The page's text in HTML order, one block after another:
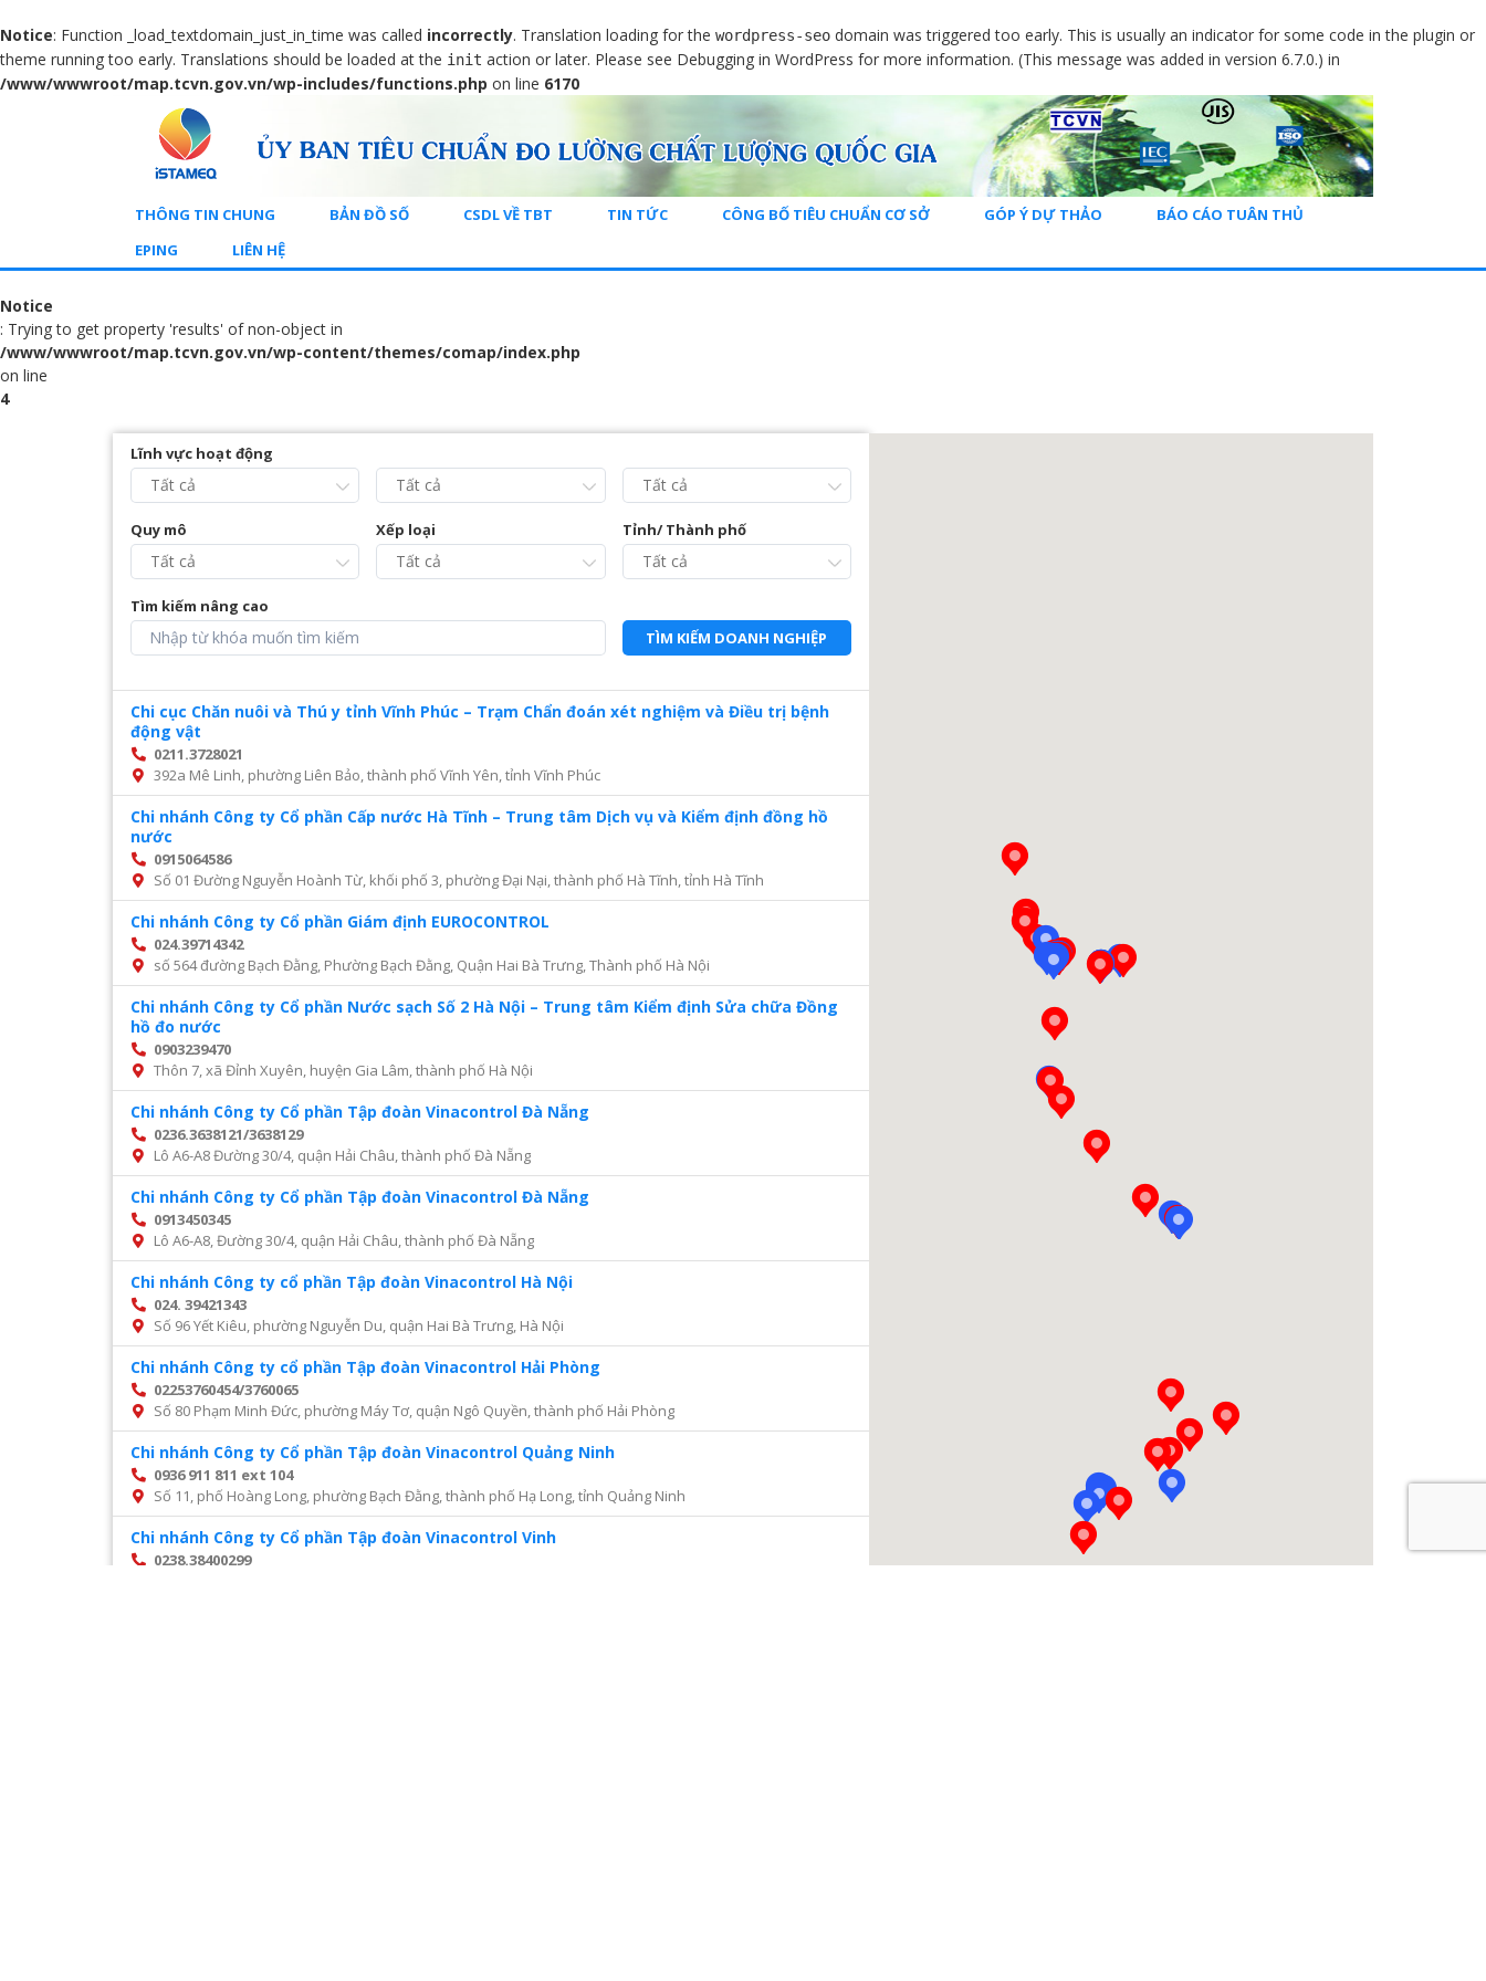
Notice: Function _load_textdomain_just_in_time was called incorrectly. Translation loading for the wordpress-seo domain was triggered too early. This is usually an indicator for some code in the plugin or
theme running too early. Translations should be loaded at the init action or later. Please see Debugging in WordPress for more information. (This message was added in version 6.7.0.) in
/www/wwwroot/map.tcvn.gov.vn/wp-includes/functions.php on line 6170
THÔNG TIN CHUNG BẢN ĐỒ SỐ CSDL VỀ TBT TIN TỨC CÔNG BỐ TIÊU CHUẨN CƠ SỞ GÓP Ý DỰ THẢO
BÁO CÁO TUÂN THỦ
EPING
LIÊN HỆ
Notice
: Trying to get property 'results' of non-object in
/www/wwwroot/map.tcvn.gov.vn/wp-content/themes/comap/index.php
on line
4
Lĩnh vực hoạt động
Quy mô Xếp loại Tỉnh/ Thành phố
Tìm kiếm nâng cao
TÌM KIẾM DOANH NGHIỆP
Chi cục Chăn nuôi và Thú y tỉnh Vĩnh Phúc – Trạm Chẩn đoán xét nghiệm và Điều trị bệnh
động vật
0211.3728021
392a Mê Linh, phường Liên Bảo, thành phố Vĩnh Yên, tỉnh Vĩnh Phúc
Chi nhánh Công ty Cổ phần Cấp nước Hà Tĩnh – Trung tâm Dịch vụ và Kiểm định đồng hồ
nước
0915064586
Số 01 Đường Nguyễn Hoành Từ, khối phố 3, phường Đại Nại, thành phố Hà Tĩnh, tỉnh Hà Tĩnh
Chi nhánh Công ty Cổ phần Giám định EUROCONTROL
024.39714342
số 564 đường Bạch Đằng, Phường Bạch Đằng, Quận Hai Bà Trưng, Thành phố Hà Nội
Chi nhánh Công ty Cổ phần Nước sạch Số 2 Hà Nội – Trung tâm Kiểm định Sửa chữa Đồng
hồ đo nước
0903239470
Thôn 7, xã Đỉnh Xuyên, huyện Gia Lâm, thành phố Hà Nội
Chi nhánh Công ty Cổ phần Tập đoàn Vinacontrol Đà Nẵng
0236.3638121/3638129
Lô A6-A8 Đường 30/4, quận Hải Châu, thành phố Đà Nẵng
Chi nhánh Công ty Cổ phần Tập đoàn Vinacontrol Đà Nẵng
0913450345
Lô A6-A8, Đường 30/4, quận Hải Châu, thành phố Đà Nẵng
Chi nhánh Công ty cổ phần Tập đoàn Vinacontrol Hà Nội
024. 39421343
Số 96 Yết Kiêu, phường Nguyễn Du, quận Hai Bà Trưng, Hà Nội
Chi nhánh Công ty cổ phần Tập đoàn Vinacontrol Hải Phòng
02253760454/3760065
Số 80 Phạm Minh Đức, phường Máy Tơ, quận Ngô Quyền, thành phố Hải Phòng
Chi nhánh Công ty Cổ phần Tập đoàn Vinacontrol Quảng Ninh
0936 911 811 ext 104
Số 11, phố Hoàng Long, phường Bạch Đằng, thành phố Hạ Long, tỉnh Quảng Ninh
Chi nhánh Công ty Cổ phần Tập đoàn Vinacontrol Vinh
0238.38400299